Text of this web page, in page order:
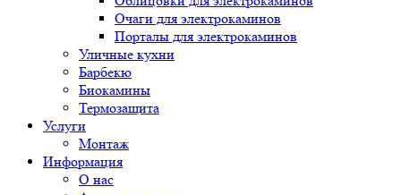
Очаги для электрокаминов
Порталы для электрокаминов
Уличные кухни
Барбекю
Биокамины
Термозащита
Услуги
Монтаж
Информация
О нас